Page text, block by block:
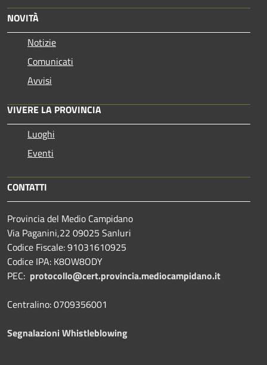
NOVITÀ
Notizie
Comunicati
Avvisi
VIVERE LA PROVINCIA
Luoghi
Eventi
CONTATTI
Provincia del Medio Campidano
Via Paganini,22 09025 Sanluri
Codice Fiscale: 91031610925
Codice IPA: K8OW8ODY
PEC: protocollo@cert.provincia.mediocampidano.it
Centralino: 0709356001
Segnalazioni Whistleblowing